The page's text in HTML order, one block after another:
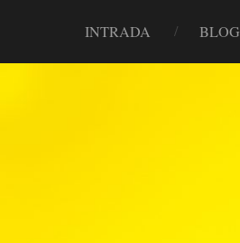
INTRADA BLOG